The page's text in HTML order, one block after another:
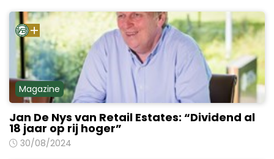
Magazine
Jan De Nys van Retail Estates: “Dividend al
18 jaar op rij hoger”
30/08/2024